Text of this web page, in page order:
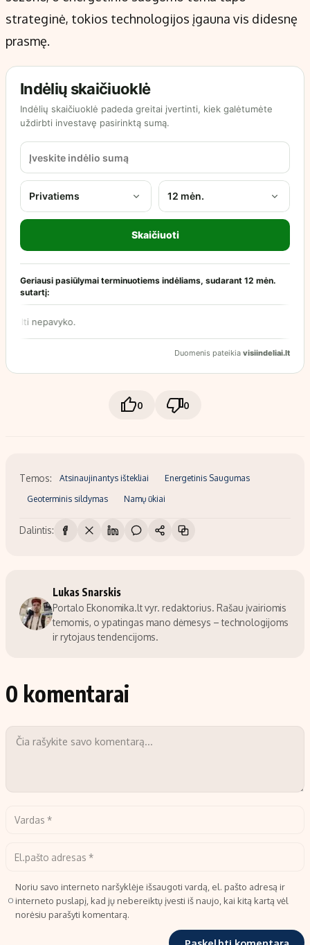
strateginė, tokios technologijos įgauna vis didesnę
prasmę.
0 0
Temos: Atsinaujinantys ištekliai Energetinis Saugumas
Geoterminis sildymas Namų ūkiai
Dalintis:
Lukas Snarskis
Portalo Ekonomika.lt vyr. redaktorius. Rašau įvairiomis
temomis, o ypatingas mano dėmesys – technologijoms
ir rytojaus tendencijoms.
0 komentarai
Noriu savo interneto naršyklėje išsaugoti vardą, el. pašto adresą ir
interneto puslapį, kad jų nebereiktų įvesti iš naujo, kai kitą kartą vėl
norėsiu parašyti komentarą.